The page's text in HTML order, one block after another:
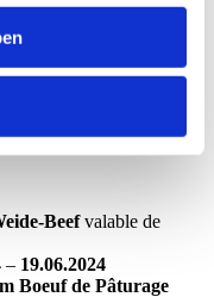
Beefvalable de
– 19.06.2024
Boeuf de Pâturage